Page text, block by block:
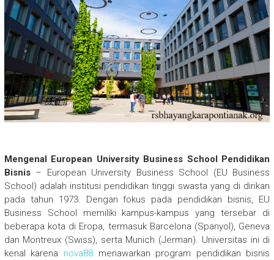
Mengenal European University Business School Pendidikan
Bisnis– European University Business School (EU Business
School) adalah institusi pendidikan tinggi swasta yang di dirikan
pada tahun 1973. Dengan fokus pada pendidikan bisnis, EU
Business School memiliki kampus-kampus yang tersebar di
beberapa kota di Eropa, termasuk Barcelona (Spanyol), Geneva
dan Montreux (Swiss), serta Munich (Jerman). Universitas ini di
kenal karena nova88menawarkan program pendidikan bisnis